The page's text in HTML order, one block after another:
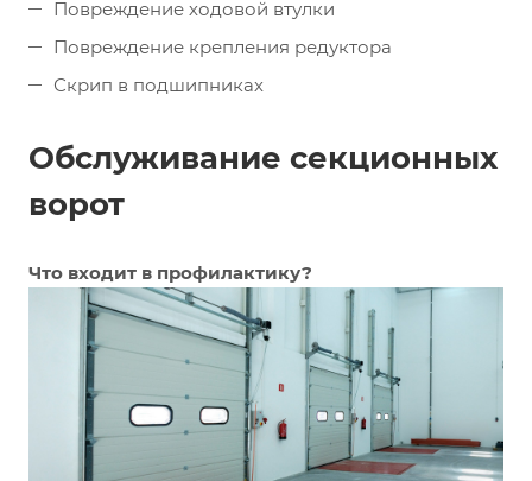
Повреждение ходовой втулки
Повреждение крепления редуктора
Скрип в подшипниках
Обслуживание секционных
ворот
Что входит в профилактику?